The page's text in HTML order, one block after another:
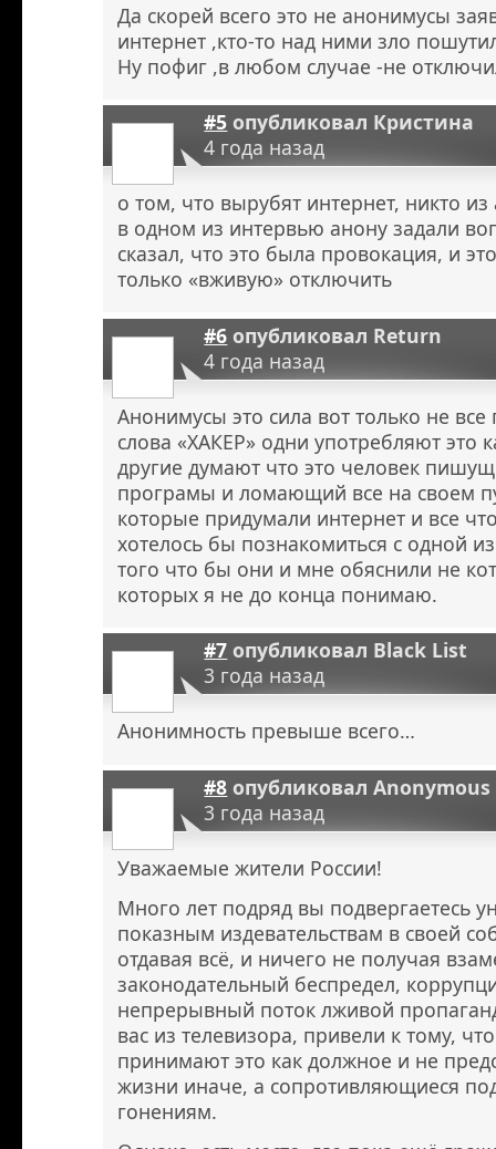
Да скорей всего это не анонимусы
интернет ,кто-то над ними зло
Ну пофиг ,в любом случае -не
#5 опубликовал Кристина
4 года назад
о том, что вырубят интернет, никто
в одном из интервью анону задали
сказал, что это была провокация, и
только «вживую» отключить
#6 опубликовал Return
4 года назад
Анонимусы это сила вот только не
слова «ХАКЕР» одни употребляют это
другие думают что это человек
програмы и ломающий все на своем
которые придумали интернет и все
хотелось бы познакомиться с одной
того что бы они и мне обяснили не
которых я не до конца понимаю.
#7 опубликовал Black List
3 года назад
Анонимность превыше всего…
#8 опубликовалAnonymous
3 года назад
Уважаемые жители России!
Много лет подряд вы подвергаетесь
показным издевательствам в своей
отдавая всё, и ничего не получая
законодательный беспредел,
непрерывный поток лживой
вас из телевизора, привели к тому,
принимают это как должное и не
жизни иначе, а сопротивляющиеся
гонениям.